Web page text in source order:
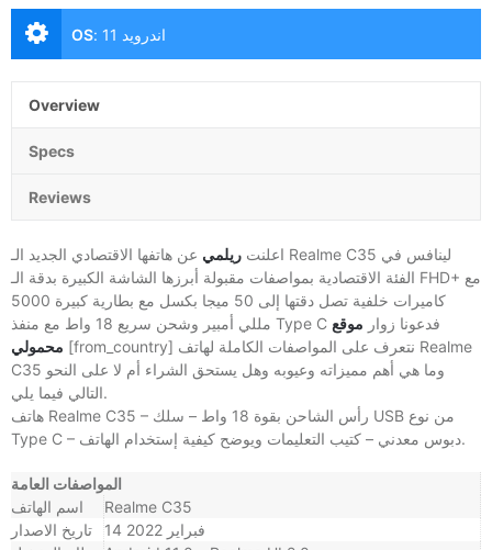
OS: اندرويد 11
Overview
Specs
Reviews
اعلنت ريلمي عن هاتفها الاقتصادي الجديد الـ Realme C35 لينافس في
الفئة الاقتصادية بمواصفات مقبولة أبرزها الشاشة الكبيرة بدقة الـ FHD+ مع
كاميرات خلفية تصل دقتها إلى 50 ميجا بكسل مع بطارية كبيرة 5000
مللي أمبير وشحن سريع 18 واط مع منفذ Type C فدعونا زوار موقع
محمولي [from_country] نتعرف على المواصفات الكاملة لهاتف Realme
C35 وما هي أهم مميزاته وعيوبه وهل يستحق الشراء أم لا على النحو
التالي فيما يلي.
هاتف Realme C35 – رأس الشاحن بقوة 18 واط – سلك USB من نوع
Type C – دبوس معدني – كتيب التعليمات ويوضح كيفية إستخدام الهاتف.
المواصفات العامة
اسم الهاتف
Realme C35
تاريخ الاصدار
14 فبراير 2022